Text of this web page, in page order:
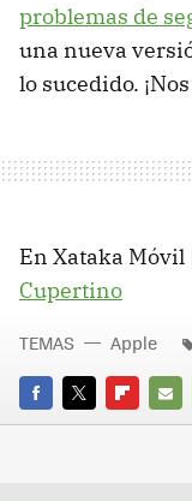
problemas de
una nueva
lo sucedido.
En Xataka Móvil
Cupertino
FACEBOOK
TWITTERFLIPBOARD
E-
TEMAS Apple